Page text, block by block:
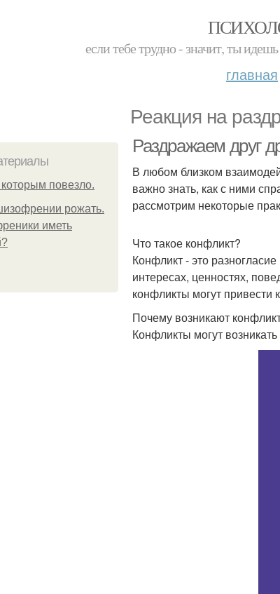
если тебе трудно - значит, ты
главная
Реакция на
повезло.
рожать.
иметь
Раздражаем друг
В любом близком
важно знать, как с ними
рассмотрим некоторые
Что такое конфликт?
Конфликт - это
интересах, ценностях,
конфликты могут
Почему возникают
Конфликты могут